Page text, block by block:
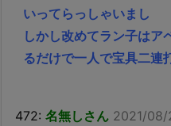
いってらっしゃいまし
しかし改めてラン子は
るだけで一人で宝具二連
472: 名無しさん 2021/08/